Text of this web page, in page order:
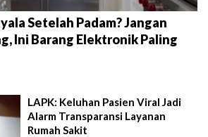
Setelah Padam? Jangan
Ini Barang Elektronik Paling
LAPK: Keluhan Pasien Viral Jadi
Alarm Transparansi Layanan
Rumah Sakit